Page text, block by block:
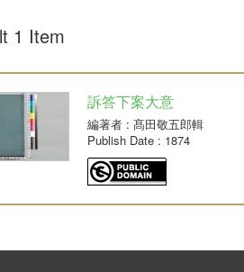
1 Item
訴答下案大意
編著者 : 髙田敬五郎輯
Publish Date : 1874